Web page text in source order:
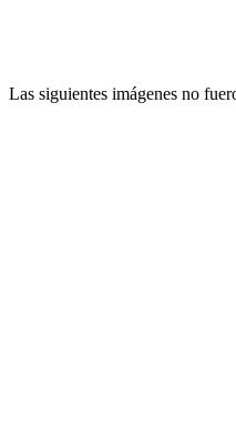
Las siguientes imágenes no